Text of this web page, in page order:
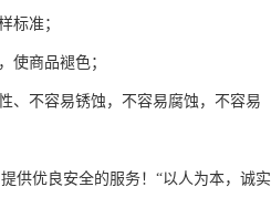
标准；
使商品褪色；
、不容易锈蚀，不容易腐蚀，不容易
供优良安全的服务！“以人为本，诚实